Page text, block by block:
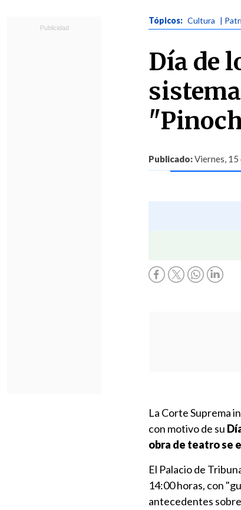
Tópicos: Cultura |
Día de
Publicado:Viernes, 15
La Corte Suprema
con motivo de su
obra de teatro se
El Palacio de
14:00 horas, con
antecedentes